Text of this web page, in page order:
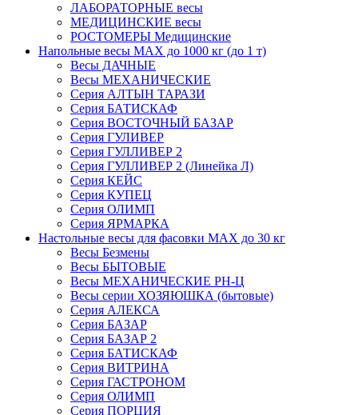
ЛАБОРАТОРНЫЕ весы
МЕДИЦИНСКИЕ весы
РОСТОМЕРЫ Медицинские
Напольные весы MAX до 1000 кг (до 1 т)
Весы ДАЧНЫЕ
Весы МЕХАНИЧЕСКИЕ
Серия АЛТЫН ТАРАЗИ
Серия БАТИСКАФ
Серия ВОСТОЧНЫЙ БАЗАР
Серия ГУЛИВЕР
Серия ГУЛЛИВЕР 2
Серия ГУЛЛИВЕР 2 (Линейка Л)
Серия КЕЙС
Серия КУПЕЦ
Серия ОЛИМП
Серия ЯРМАРКА
Настольные весы для фасовки MAX до 30 кг
Весы Безмены
Весы БЫТОВЫЕ
Весы МЕХАНИЧЕСКИЕ РН-Ц
Весы серии ХОЗЯЮШКА (бытовые)
Серия АЛЕКСА
Серия БАЗАР
Серия БАЗАР 2
Серия БАТИСКАФ
Серия ВИТРИНА
Серия ГАСТРОНОМ
Серия ОЛИМП
Серия ПОРЦИЯ